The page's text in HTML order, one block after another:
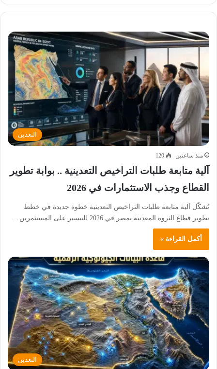
التعدين
منذ ساعتين 120
آلية متابعة طلبات التراخيص التعدينية .. بوابة تطوير
القطاع وجذب الاستثمارات في 2026
تُشكّل آلية متابعة طلبات التراخيص التعدينية خطوة جديدة في خطط
تطوير قطاع الثروة المعدنية بمصر في 2026 للتيسير على المستثمرين…
أكمل القراءة »
التعدين